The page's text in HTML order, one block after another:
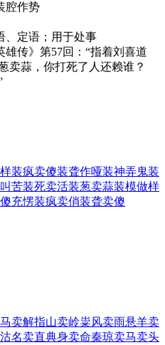
腔作势
、定语；用于处事
雄传》第57回：“指着刘喜道
卖蒜，你打死了人还赖谁？
装疯卖傻装聋作哑装神弄鬼装
苦装死卖活装葱卖蒜装模做样
充愣装疯卖俏装聋卖傻
卖解指山卖岭粜风卖雨悬羊卖
沽名卖直典身卖命秦琼卖马卖头